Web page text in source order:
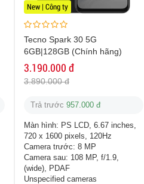
New | Công ty
Tecno Spark 30 5G
6GB|128GB (Chính hãng)
3.190.000 đ
3.890.000 đ
Trả trước 957.000 đ
Màn hình: PS LCD, 6.67 inches,
720 x 1600 pixels, 120Hz
Camera trước: 8 MP
Camera sau: 108 MP, f/1.9,
(wide), PDAF
Unspecified cameras